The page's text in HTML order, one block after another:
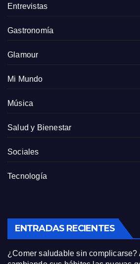
Entrevistas
Gastronomía
Glamour
Mi Mundo
Música
Salud y Bienestar
Sociales
Tecnología
ENTRADAS RECIENTES
¿Comer saludable sin complicarse?